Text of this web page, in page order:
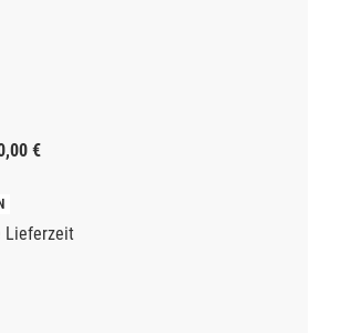
€
Lieferzeit